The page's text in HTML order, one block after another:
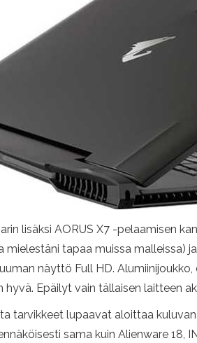
lisäksi AORUS X7 -pelaamisen
mielestäni tapaa muissa malleissa)
näyttö Full HD.
Epäilyt vain tällaisen laitteen
tarvikkeet lupaavat aloittaa
sama kuin Alienware 18,